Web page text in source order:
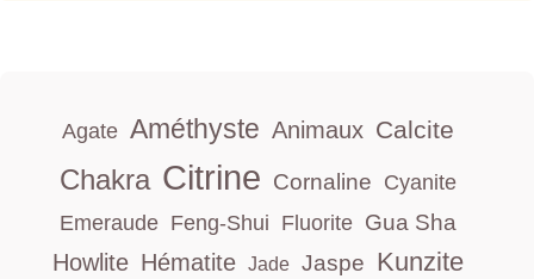
Agate Améthyste Animaux Calcite
Chakra Citrine Cornaline Cyanite
Emeraude Feng-Shui Fluorite Gua Sha
Howlite Hématite Jade Jaspe Kunzite